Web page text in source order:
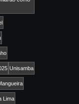
Unisamba
Lima